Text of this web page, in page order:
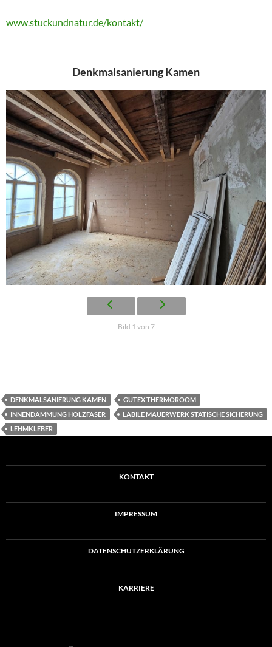
www.stuckundnatur.de/kontakt/
Denkmalsanierung Kamen
Bild 1 von 7
DENKMALSANIERUNG KAMEN
GUTEX THERMOROOM
INNENDÄMMUNG HOLZFASER
LABILE MAUERWERK STATISCHE SICHERUNG
LEHMKLEBER
KONTAKT
IMPRESSUM
DATENSCHUTZERKLÄRUNG
KARRIERE